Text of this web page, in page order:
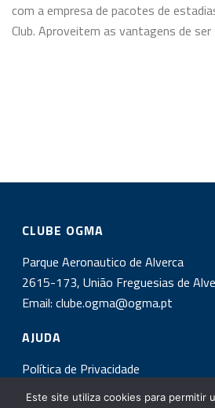
com a empresa de pacotes de
Club. Aproveitem as vantagens de ser
CLUBE OGMA
Parque Aeronautico de Alverca
2615-173, União Freguesias de
Email:clube.ogma@ogma.pt
AJUDA
Política de Privacidade
INSCREVA-SE NA NOSSA
Este site utiliza cookies para permitir